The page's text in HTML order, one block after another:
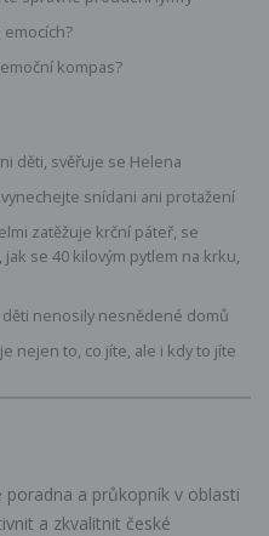
emocích?
kompas?
děti, svěřuje se Helena
snídani ani protažení
zatěžuje krční páteř, se
se 40 kilovým pytlem na krku,
děti nenosily nesnědené domů
nejen to, co jíte, ale i kdy to jíte
poradna a průkopník v oblasti
a zkvalitnit české